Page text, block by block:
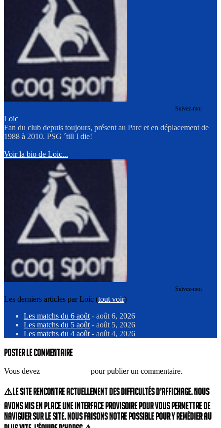
Suivez-moi
Loic
Fan du club depuis toujours, présent au Parc et en déplacement de
1988 à 2010. PSG ´till I die!
Voir la bio de Loic...
Suivez-moi
Les derniers articles par Loic (tout voir)
Les matchs du 6 août - août 6, 2026
Les matchs du 5 août - août 5, 2026
Les matchs du 4 août - août 4, 2026
Poster le commentaire
Vous devez pour publier un commentaire.
⚠️Le site rencontre actuellement des difficultés d’affichage. Nous
avons mis en place une interface provisoire pour vous permettre de
naviguer sur le site. Nous faisons notre possible pour y remédier au